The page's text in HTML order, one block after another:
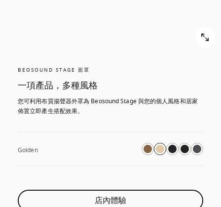
BEOSOUND STAGE 面罩
一項產品，多種風格
您可利用布質揚聲器外罩為 Beosound Stage 與您的個人風格和居家
佈置立即產生搭配效果。
Golden
店內體驗